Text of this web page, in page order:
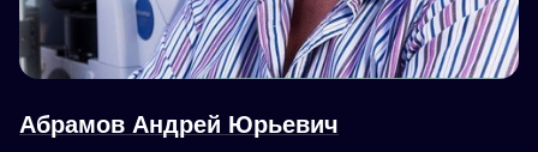
Абрамов Андрей Юрьевич